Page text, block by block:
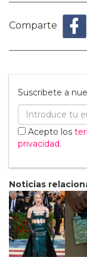
Comparte
Suscribete a
Acepto los
privacidad.
Noticias